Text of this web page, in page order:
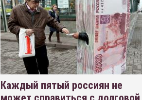
Каждый пятый россиян не